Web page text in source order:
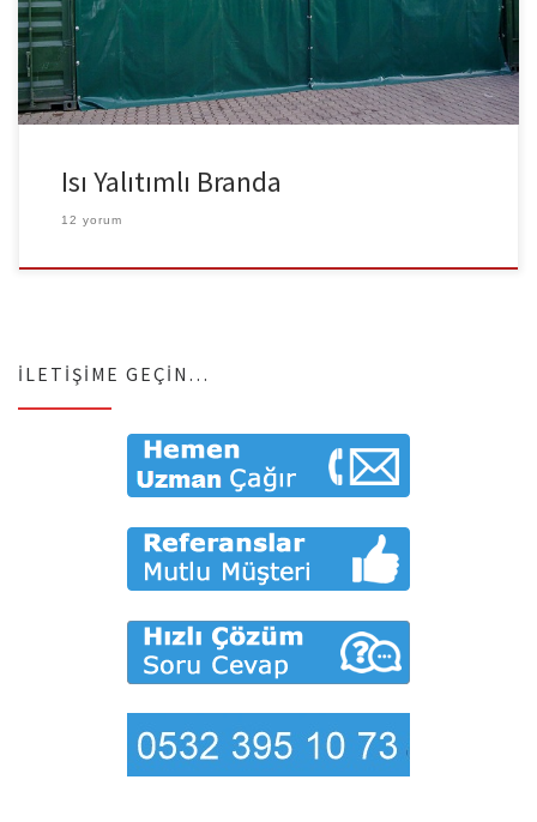
hayvan barınak çadırları gibi ürünleri imal etmekteyiz. Yalıtımlı
branda ürünlerini toptan satış hizmeti vermekteyiz. Isı ve ses […]
Isı Yalıtımlı Branda
12 yorum
İLETIŞIME GEÇIN…